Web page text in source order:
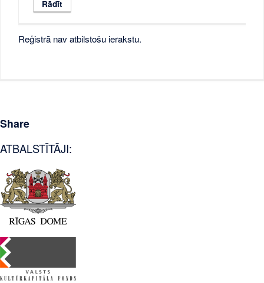
Reģistrā nav atbilstošu ierakstu.
Share
ATBALSTĪTĀJI: